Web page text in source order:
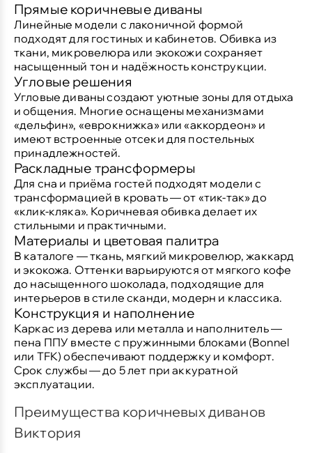
Прямые коричневые диваны
Линейные модели с лаконичной формой
подходят для гостиных и кабинетов. Обивка из
ткани, микровелюра или экокожи сохраняет
насыщенный тон и надёжность конструкции.
Угловые решения
Угловые диваны создают уютные зоны для отдыха
и общения. Многие оснащены механизмами
«дельфин», «еврокнижка» или «аккордеон» и
имеют встроенные отсеки для постельных
принадлежностей.
Раскладные трансформеры
Для сна и приёма гостей подходят модели с
трансформацией в кровать — от «тик‑так» до
«клик‑кляка». Коричневая обивка делает их
стильными и практичными.
Материалы и цветовая палитра
В каталоге — ткань, мягкий микровелюр, жаккард
и экокожа. Оттенки варьируются от мягкого кофе
до насыщенного шоколада, подходящие для
интерьеров в стиле сканди, модерн и классика.
Конструкция и наполнение
Каркас из дерева или металла и наполнитель —
пена ППУ вместе с пружинными блоками (Bonnel
или TFK) обеспечивают поддержку и комфорт.
Срок службы — до 5 лет при аккуратной
эксплуатации.
Преимущества коричневых диванов
Виктория